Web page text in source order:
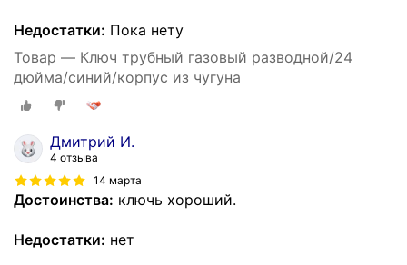
Недостатки: Пока нету
Товар — Ключ трубный газовый разводной/24
дюйма/синий/корпус из чугуна
Дмитрий И.
4 отзыва
14 марта
Достоинства: ключь хороший.
Недостатки: нет